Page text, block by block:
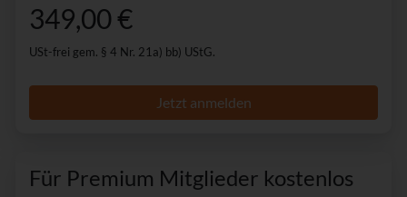
349,00 €
USt-frei gem. § 4 Nr. 21a) bb) UStG.
Jetzt anmelden
Für Premium Mitglieder kostenlos